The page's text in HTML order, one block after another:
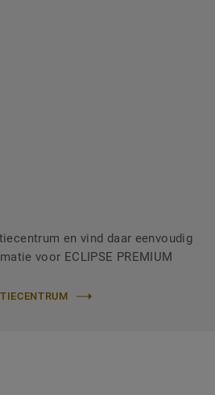
en vind daar eenvoudig
voor ECLIPSE PREMIUM